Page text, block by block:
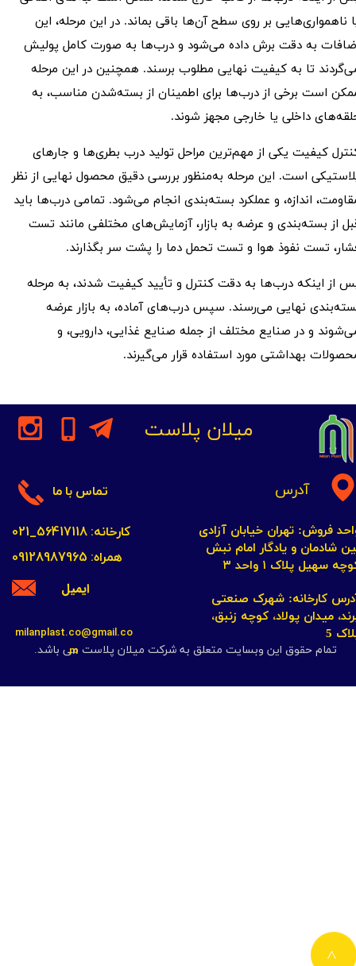
ناهمواری‌هایی بر روی سطح آن‌ها باقی بماند. در این مرحله، این
به دقت برش داده می‌شود و درب‌ها به صورت کامل پولیش
تا به کیفیت نهایی مطلوب برسند. همچنین در این مرحله
است برخی از درب‌ها برای اطمینان از بسته‌شدن مناسب، به
داخلی یا خارجی مجهز شوند.
کیفیت یکی از مهم‌ترین مراحل تولید درب بطری‌ها و جارهای
است. این مرحله به‌منظور بررسی دقیق محصول نهایی از نظر
اندازه، و عملکرد بسته‌بندی انجام می‌شود. تمامی درب‌ها باید
از بسته‌بندی و عرضه به بازار، آزمایش‌های مختلفی مانند تست
تست نفوذ هوا و تست تحمل دما را پشت سر بگذارند.
از اینکه درب‌ها به دقت کنترل و تأیید کیفیت شدند، به مرحله
نهایی می‌رسند. سپس درب‌های آماده، به بازار عرضه
و در صنایع مختلف از جمله صنایع غذایی، دارویی، و
بهداشتی مورد استفاده قرار می‌گیرند.
تمام حقوق این وبسایت متعلق به شرکت میلان پلاست می باشد.
تماس با ما
میلان پلاست
کارخانه: 56417118_021
همراه: 09128987965
آدرس
فروش: تهران خیابان آزادی
شادمان و یادگار امام نبش
سهیل پلاک ۱ واحد ۳​​​​​​​
کارخانه: شهرک صنعتی
میدان پولاد، کوچه زنبق،
5
ایمیل
milanplast.co@gmail.co
m
>